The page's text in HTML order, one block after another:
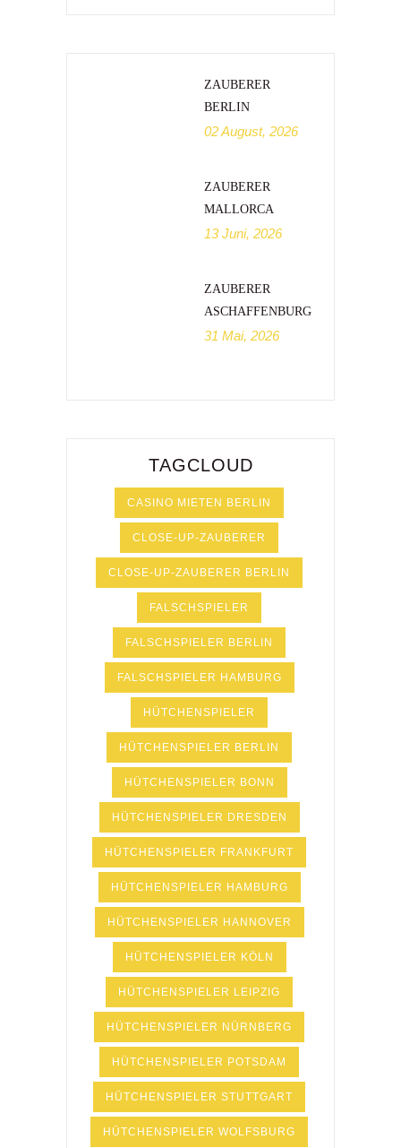
ZAUBERER
BERLIN
02 August, 2026
ZAUBERER
MALLORCA
13 Juni, 2026
ZAUBERER
ASCHAFFENBURG
31 Mai, 2026
TAGCLOUD
CASINO MIETEN BERLIN
CLOSE-UP-ZAUBERER
CLOSE-UP-ZAUBERER BERLIN
FALSCHSPIELER
FALSCHSPIELER BERLIN
FALSCHSPIELER HAMBURG
HÜTCHENSPIELER
HÜTCHENSPIELER BERLIN
HÜTCHENSPIELER BONN
HÜTCHENSPIELER DRESDEN
HÜTCHENSPIELER FRANKFURT
HÜTCHENSPIELER HAMBURG
HÜTCHENSPIELER HANNOVER
HÜTCHENSPIELER KÖLN
HÜTCHENSPIELER LEIPZIG
HÜTCHENSPIELER NÜRNBERG
HÜTCHENSPIELER POTSDAM
HÜTCHENSPIELER STUTTGART
HÜTCHENSPIELER WOLFSBURG